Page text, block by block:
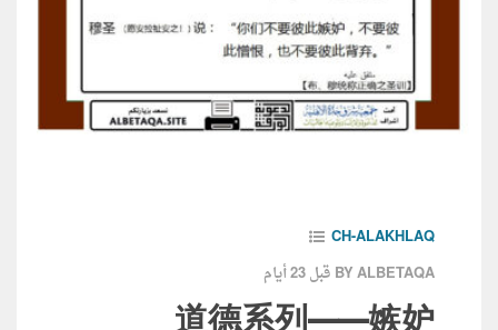
CH-ALAKHLAQ
قبل 23 أيام BY ALBETAQA
道德系列——嫉妒